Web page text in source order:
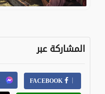
المشاركة عبر
FACEBOOK